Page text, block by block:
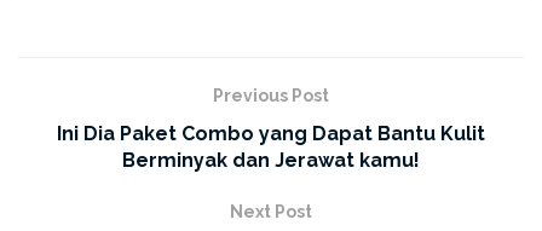
Hazel Gentle Acne Facial Wash. Ini bukan sekadar
sabun wajah biasa, tapi solusi cerdas buat kamu yang
ingin bebas dari jerawat dan kering tanpa ribet! Yuk,
Previous Post
Ini Dia Paket Combo yang Dapat Bantu Kulit
Berminyak dan Jerawat kamu!
Next Post